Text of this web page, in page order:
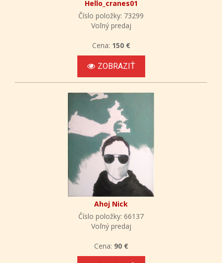
Hello_cranes01
Číslo položky: 73299
Voľný predaj
Cena: 150 €
ZOBRAZIŤ
Ahoj Nick
Číslo položky: 66137
Voľný predaj
Cena: 90 €